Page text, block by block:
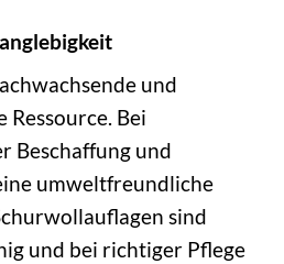
und
Ressource. Bei
Beschaffung und
umweltfreundliche
sind
und bei richtiger Pflege